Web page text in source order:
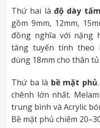
Thứ hai làđộ dày
gồm 9mm, 12mm,
đồng nghĩa với nặng
tăng tuyến tính theo
dùng 18mm cho thân
Thứ ba là bề mặt phủ
chênh lớn nhất.
trung bình và Acrylic
Bề mặt phủ chiếm